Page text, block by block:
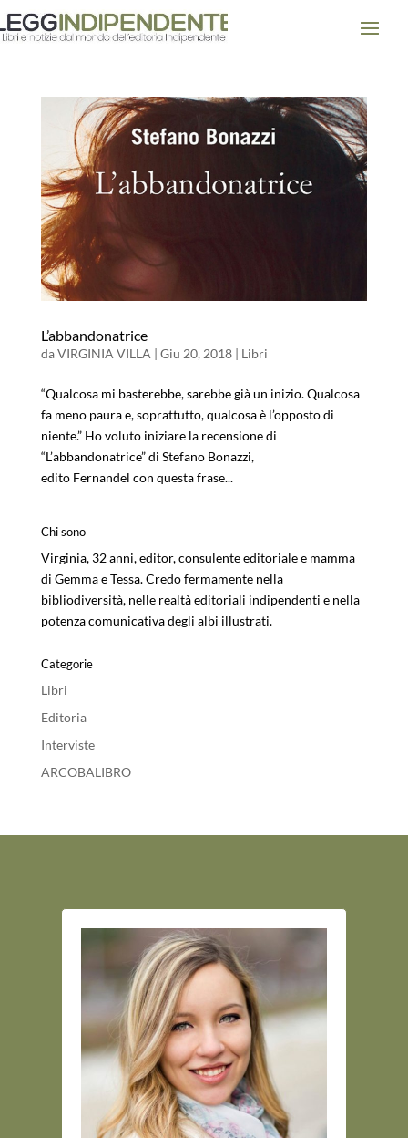
L’abbandonatrice
daVIRGINIA VILLA | Giu 20, 2018| Libri
“Qualcosa mi basterebbe, sarebbe già un inizio. Qualcosa
fa meno paura e, soprattutto, qualcosa è l’opposto di
niente.” Ho voluto iniziare la recensione di
“L’abbandonatrice” di Stefano Bonazzi,
edito Fernandel con questa frase...
Chi sono
Virginia, 32 anni, editor, consulente editoriale e mamma
di Gemma e Tessa. Credo fermamente nella
bibliodiversità, nelle realtà editoriali indipendenti e nella
potenza comunicativa degli albi illustrati.
Categorie
Libri
Editoria
Interviste
ARCOBALIBRO